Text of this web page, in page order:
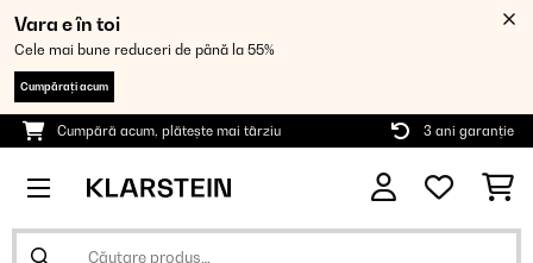
Vara e în toi
Cele mai bune reduceri de până la 55%
Cumpărați acum
Cumpără acum, plătește mai târziu 3 ani garanție